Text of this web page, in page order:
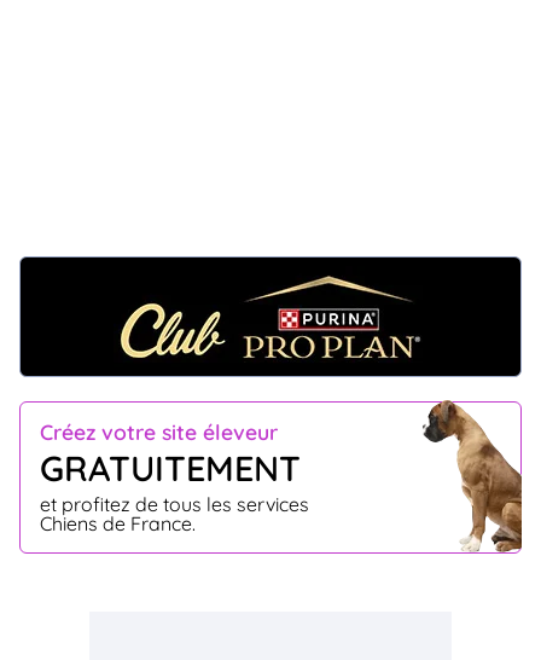
Créez votre site éleveur
GRATUITEMENT
et profitez de tous les services
Chiens de France.